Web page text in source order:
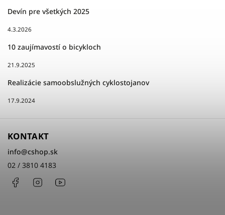
Devín pre všetkých 2025
4.3.2026
10 zaujímavostí o bicykloch
21.9.2025
Realizácie samoobslužných cyklostojanov
17.9.2024
KONTAKT
info@cshop.sk
02 / 3810 4183
FacebookInstagram